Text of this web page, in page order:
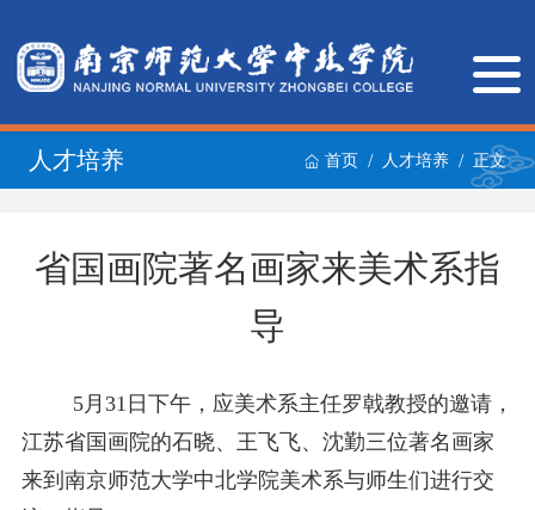
人才培养 首页 / 人才培养 / 正文
省国画院著名画家来美术系指
导
5月 31 日下午，应美术系主任罗戟教授的邀请，
江苏省国画院的石晓、王飞飞、沈勤三位著名画家
来到南京师范大学中北学院美术系与师生们进行交